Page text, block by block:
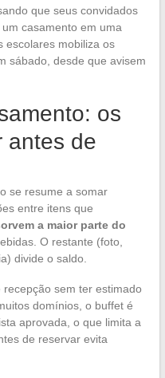
que seus convidados
casamento em uma
escolares mobiliza os
sábado, desde que avisem
os
antes de
se resume a somar
entre itens que
a maior parte do
O restante (foto,
divide o saldo.
sem ter estimado
domínios, o buffet é
aprovada, o que limita a
de reservar evita